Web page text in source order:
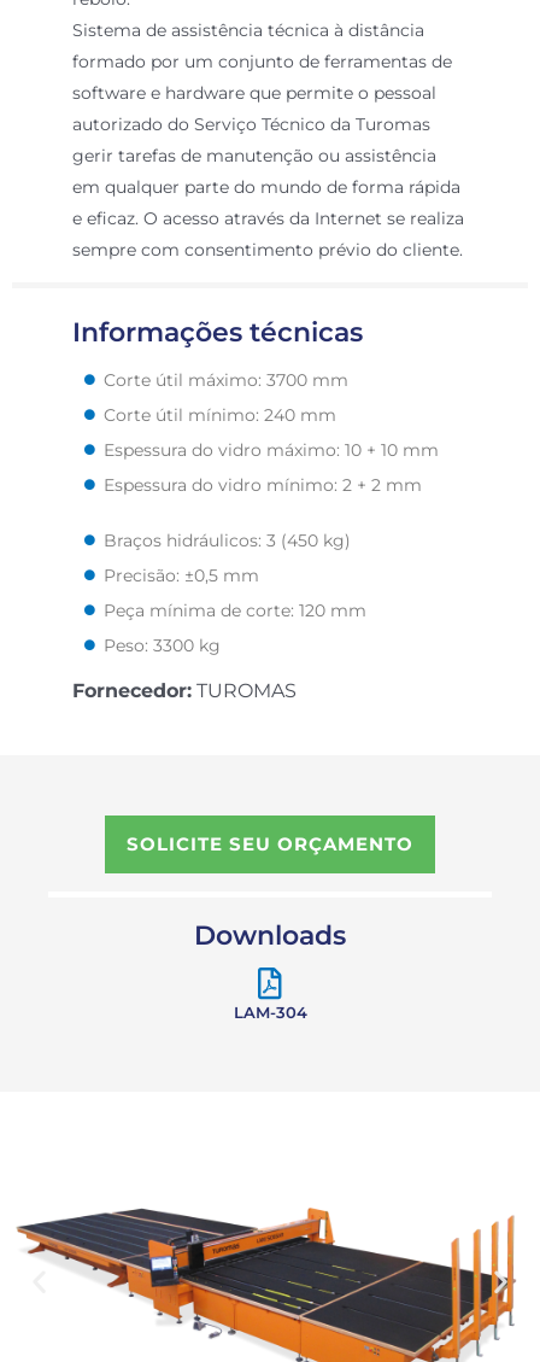
Sistema de assistência técnica à distância
formado por um conjunto de ferramentas de
software e hardware que permite o pessoal
autorizado do Serviço Técnico da Turomas
gerir tarefas de manutenção ou assistência
em qualquer parte do mundo de forma rápida
e eficaz. O acesso através da Internet se realiza
sempre com consentimento prévio do cliente.
Informações técnicas
Corte útil máximo: 3700 mm
Corte útil mínimo: 240 mm
Espessura do vidro máximo: 10 + 10 mm
Espessura do vidro mínimo: 2 + 2 mm
Braços hidráulicos: 3 (450 kg)
Precisão: ±0,5 mm
Peça mínima de corte: 120 mm
Peso: 3300 kg
Fornecedor: TUROMAS
SOLICITE SEU ORÇAMENTO
Downloads
LAM-304